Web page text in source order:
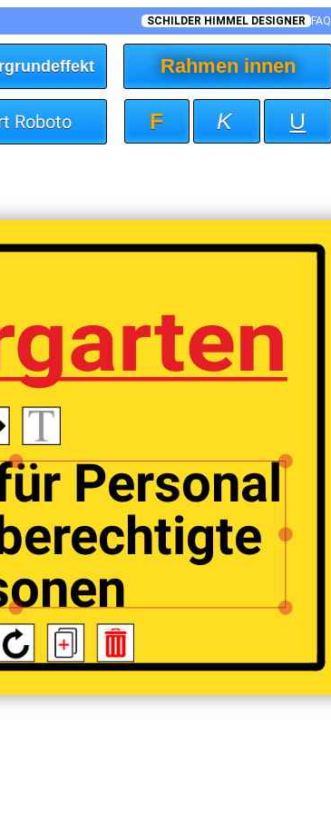
SCHILDER HIMMEL DESIGNER FAQ
Rahmen innen
Roboto F K U
Personal